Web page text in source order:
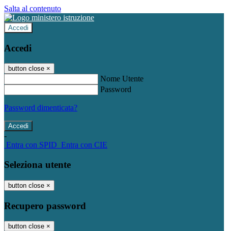
Salta al contenuto
Accedi
Accedi
button close ×
Nome Utente
Password
Password dimenticata?
-
Entra con SPID Entra con CIE
Seleziona utente
button close ×
Recupero password
button close ×